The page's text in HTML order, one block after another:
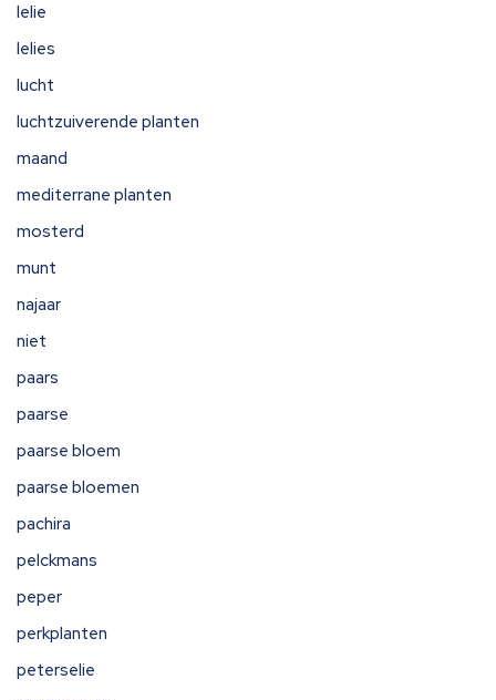
lelie
lelies
lucht
luchtzuiverende planten
maand
mediterrane planten
mosterd
munt
najaar
niet
paars
paarse
paarse bloem
paarse bloemen
pachira
pelckmans
peper
perkplanten
peterselie